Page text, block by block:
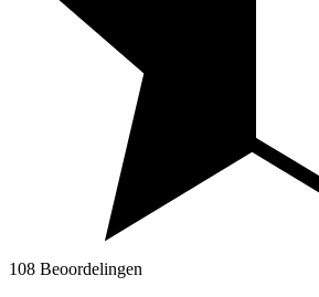
108 Beoordelingen